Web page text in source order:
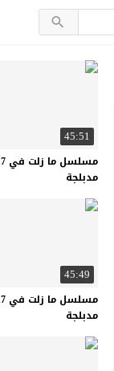
45:51
مسلسل ما زلت في 17 الحلقة 51
مدبلجة
45:49
مسلسل ما زلت في 17 الحلقة 49
مدبلجة